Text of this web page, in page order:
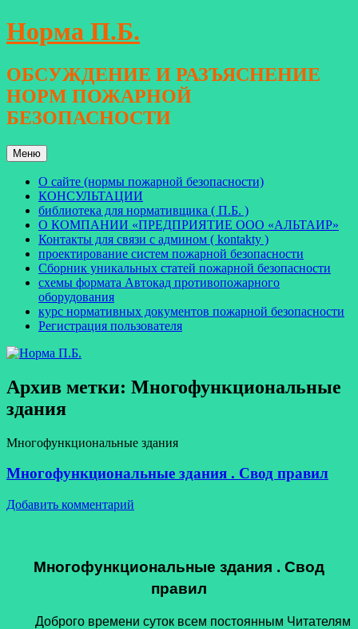
Перейти
к
Норма П.Б.
ОБСУЖДЕНИЕ И РАЗЪЯСНЕНИЕ
НОРМ ПОЖАРНОЙ
БЕЗОПАСНОСТИ
Меню
О сайте (нормы пожарной безопасности)
КОНСУЛЬТАЦИИ
библиотека для нормативщика ( П.Б. )
О КОМПАНИИ «ПРЕДПРИЯТИЕ ООО «АЛЬТАИР»
Контакты для связи с админом ( kontakty )
проектирование систем пожарной безопасности
Сборник уникальных статей пожарной безопасности
схемы формата Автокад противопожарного
оборудования
курс нормативных документов пожарной безопасности
Регистрация пользователя
Архив метки: Многофункциональные
здания
Многофункциональные здания
Многофункциональные здания . Свод правил
Добавить комментарий
Многофункциональные здания . Свод
правил
Доброго времени суток всем постоянным Читателям